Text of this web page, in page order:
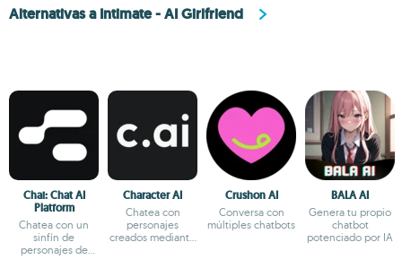
Alternativas a Intimate - AI Girlfriend
Chai: Chat AI
Platform
Chatea con un
sinfín de
personajes de
Character AI
Chatea con
personajes
creados mediante
Crushon AI
Conversa con
múltiples chatbots
BALA AI
Genera tu propio
chatbot
potenciado por IA